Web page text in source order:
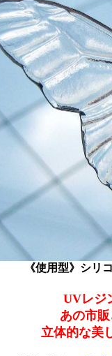
《使用型》シリ
UVレジ
あの市
立体的な美